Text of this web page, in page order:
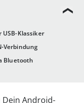
USB-Klassiker
Verbindung
Bluetooth
Dein Android-